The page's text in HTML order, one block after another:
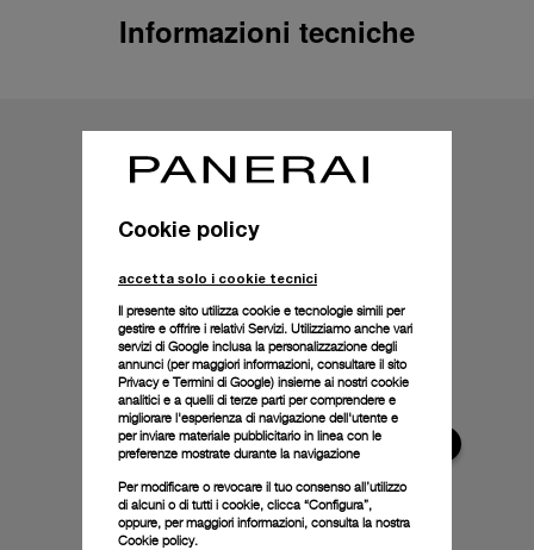
Informazioni tecniche
Cookie policy
accetta solo i cookie tecnici
Il presente sito utilizza cookie e tecnologie simili per
gestire e offrire i relativi Servizi. Utilizziamo anche vari
servizi di Google inclusa la personalizzazione degli
annunci (per maggiori informazioni, consultare il sito
Privacy e Termini di Google) insieme ai nostri cookie
analitici e a quelli di terze parti per comprendere e
migliorare l'esperienza di navigazione dell'utente e
per inviare materiale pubblicitario in linea con le
preferenze mostrate durante la navigazione
Per modificare o revocare il tuo consenso all’utilizzo
di alcuni o di tutti i cookie, clicca “Configura”,
oppure, per maggiori informazioni, consulta la nostra
Cookie policy.